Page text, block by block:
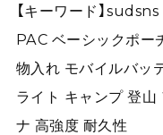
【キーワード】
PAC ベーシックポー
物入れ モバイルバッ
ライト キャンプ 登
ナ 高強度 耐久性